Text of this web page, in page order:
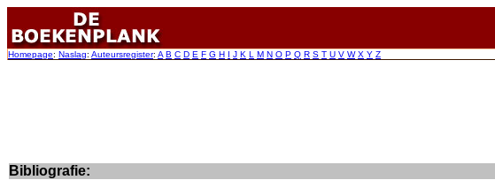
Homepage: Naslag: Auteursregister: A B C D E F G H I J K L M N O P Q R S T U V W X Y Z
Bibliografie: